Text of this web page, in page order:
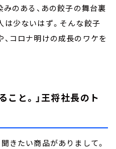
みのある、あの餃子の舞台裏
少ないはず。そんな餃子
コロナ明けの成長のワケを
こと。」王将社長のト
きたい商品がありまして。